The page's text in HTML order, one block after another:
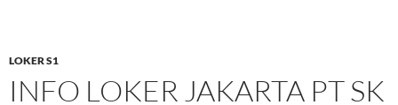
LOKER S1
INFO LOKER JAKARTA PT SK